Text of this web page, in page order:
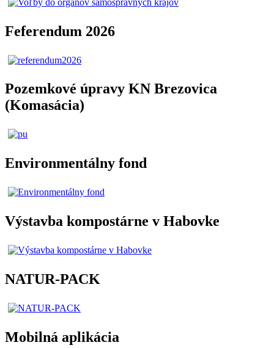
Feferendum 2026
Pozemkové úpravy KN Brezovica
(Komasácia)
Environmentálny fond
Výstavba kompostárne v Habovke
NATUR-PACK
Mobilná aplikácia